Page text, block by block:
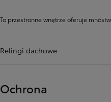
To przestronne wnętrze oferuje
Relingi dachowe
Ochrona